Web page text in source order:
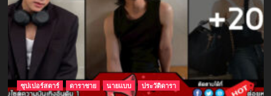
ซุปเปอร์สตาร์ ดาราชาย นายแบบ ประวัติดารา